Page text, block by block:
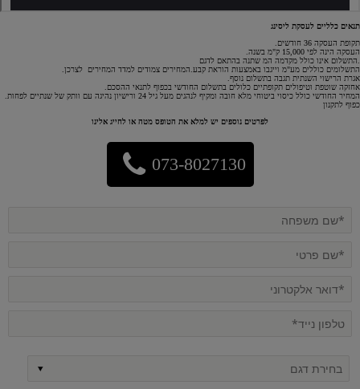
תנאים כלליים לעסקת ליסינג
תקופת העסקה 36 חודשים.
העסקה הינה לפי 15,000 ק"מ בשנה.
.התשלום אינו כולל מקדמה המ שתנה בהתאם לדגם
התשלומים כוללים מע"מ וייגבו באמצעות הוראת קבע.המחירים צמודים למדד המחירים לצרכן.
אגרת הרישוי השנתית תגבה בתשלום נוסף.
אחזקה שוטפת וטיפולים תקופתיים כלולים בתשלום החודשי בכפוף לתנאי ההסכם.
המחיר החודשי כולל כיסוי ביטוחי מלא חובה ומקיף לנהגים מעל גיל 24 ורישיון נהיגה עם וותק של שנתיים לפחות.
כפוף לתקנון
לפרטים נוספים יש למלא את הטופס מטה או לחייג אלינו
073-8027130